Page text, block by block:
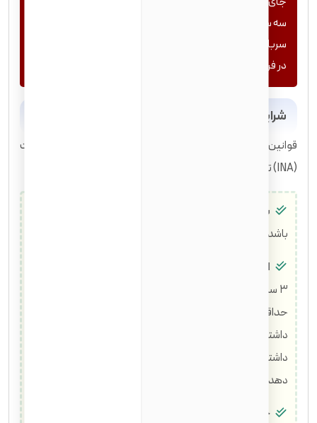
سه سال با همسر شهروند خود زندگی کرده و ازدواج کرده باشند.
سربازان و کهنه‌سربازان ارتش آمریکا: شرایط ویژه‌ای برای تسریع
در فرایند تابعیت دارند.
شرایط قانونی جدید برای اخذ شهروندی آمریکا
قوانین جدید شهروندی آمریکا بر اساس قانون مهاجرت و ملیت
(INA) تعیین می‌شوند و متقاضیان باید شرایط زیر را نیز احراز کنند:
شرایط سنی:
باشد.
اقامت مستمر و حضور فیزیکی:
۳ ساله برای همسران شهروندان)، متقاضی باید نشان دهد که
حداقل نیمی از این مدت را به صورت فیزیکی در آمریکا حضور
داشته باشد، مگر اینکه بتواند دلایل موجه و مدارک حمایتی ارائه
دهد.
حُسن اخلاق: